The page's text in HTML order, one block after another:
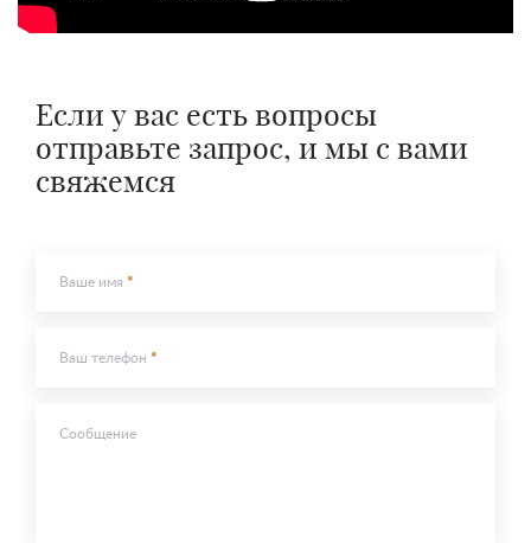
Если у вас есть вопросы
отправьте запрос, и мы с вами
свяжемся
Ваше имя
Ваш телефон
Сообщение